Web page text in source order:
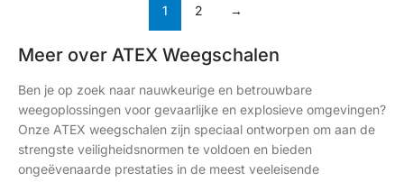
1 2 →
Meer over ATEX Weegschalen
Ben je op zoek naar nauwkeurige en betrouwbare
weegoplossingen voor gevaarlijke en explosieve omgevingen?
Onze ATEX weegschalen zijn speciaal ontworpen om aan de
strengste veiligheidsnormen te voldoen en bieden
ongeëvenaarde prestaties in de meest veeleisende